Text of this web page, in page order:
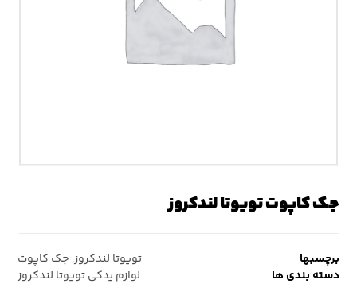
جک کاپوت تویوتا لندکروز
برچسبها تویوتا لندکروز, جک کاپوت
دسته بندی ها
لوازم یدکی تویوتا لندکروز